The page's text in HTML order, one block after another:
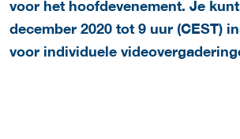
voor het hoofdevenement. Je
december 2020 tot 9 uur (CEST)
voor individuele